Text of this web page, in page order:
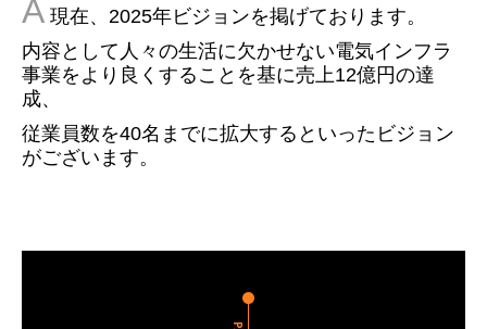
A 現在、2025年ビジョンを掲げております。
内容として人々の生活に欠かせない電気インフラ
事業をより良くすることを基に売上12億円の達
成、
従業員数を40名までに拡大するといったビジョン
がございます。